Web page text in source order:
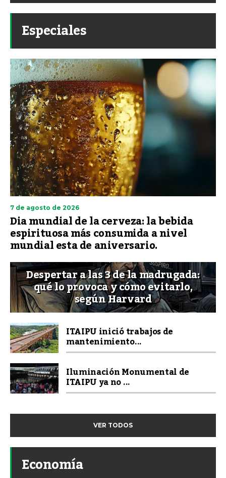
Especiales
7 de agosto de 2026
Dia mundial de la cerveza: la bebida
espirituosa más consumida a nivel
mundial esta de aniversario.
Despertar a las 3 de la madrugada:
qué lo provoca y cómo evitarlo,
según Harvard
ITAIPU inició trabajos de
mantenimiento...
Iluminación Monumental de
ITAIPU ya no ...
VER TODOS
Economía